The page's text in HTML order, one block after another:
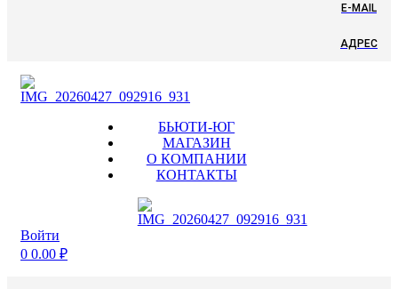
E-MAIL
АДРЕС
БЬЮТИ-ЮГ
МАГАЗИН
О КОМПАНИИ
КОНТАКТЫ
Войти
0 0.00 ₽